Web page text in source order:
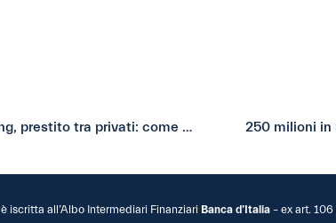
Radio24 (Il Sole 24 Ore): Social lending, prestito tra privati: come funziona 250 milioni in
è iscritta all’Albo Intermediari Finanziari Banca d’Italia – ex art. 106